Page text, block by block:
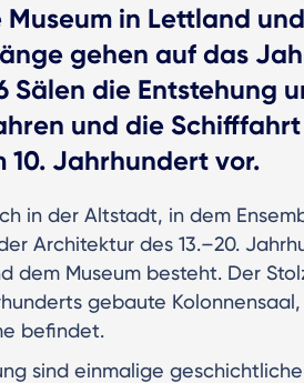
in Lettland
gehen auf das
Sälen die Entstehung
und die
10. Jahrhundert vor.
in der Altstadt, in dem
Architektur des 13.–20.
dem Museum besteht. Der
gebaute
befindet.
sind einmalige